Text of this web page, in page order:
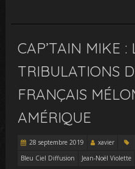
CAP’TAIN MIKE :
TRIBULATIONS
FRANÇAIS
AMÉRIQUE
28 septembre 2019 xavier
Bleu Ciel Diffusion
Jean-Noël Violette